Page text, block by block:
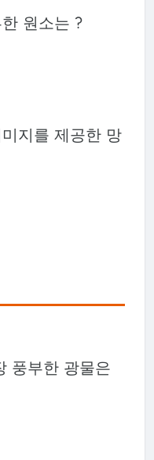
원소는 ?
지를 제공한 망
풍부한 광물은